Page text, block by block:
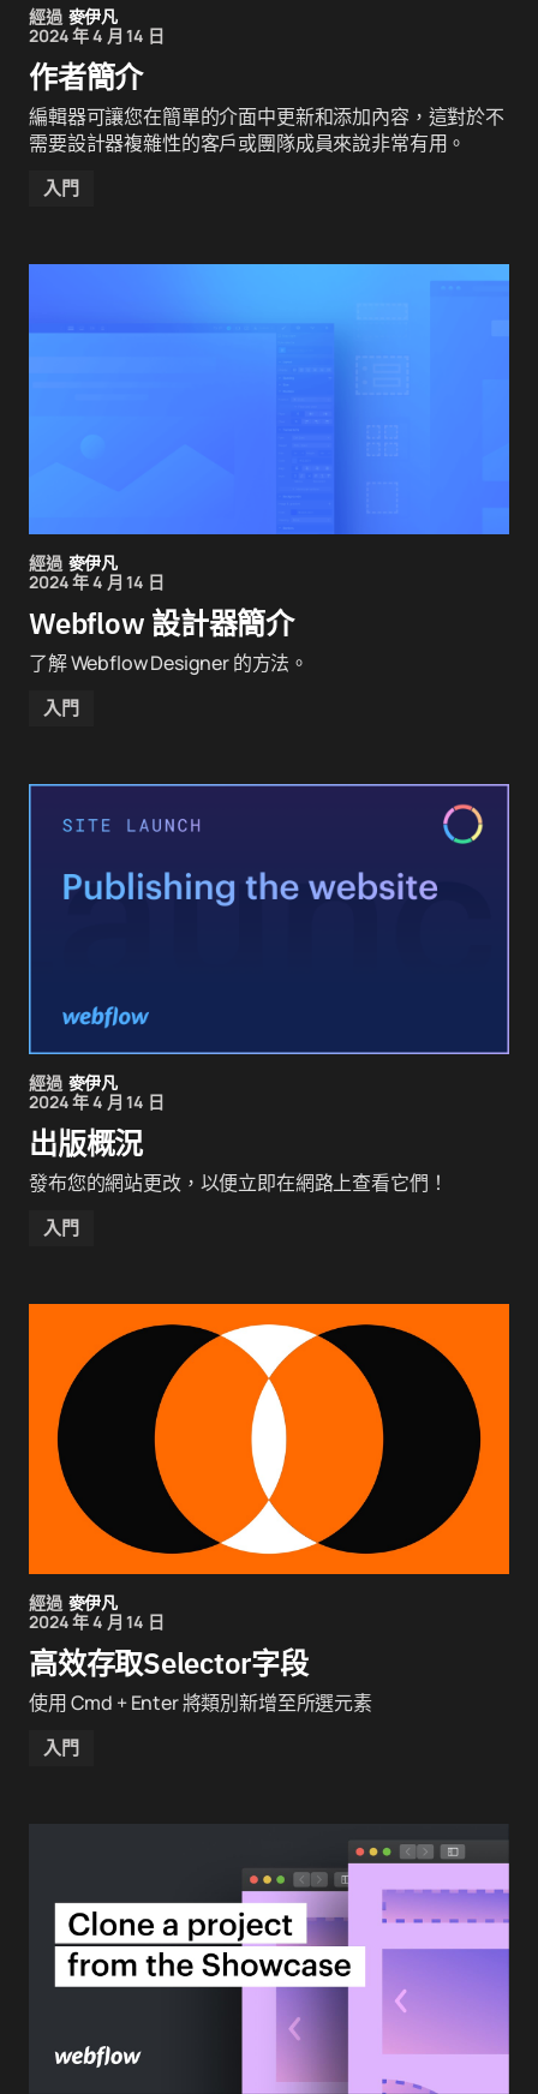
經過 麥伊凡
2024 年 4 月 14 日
作者簡介
編輯器可讓您在簡單的介面中更新和添加內容，這對於不
需要設計器複雜性的客戶或團隊成員來說非常有用。
入門
經過 麥伊凡
2024 年 4 月 14 日
Webflow 設計器簡介
了解 Webflow Designer 的方法。
入門
經過 麥伊凡
2024 年 4 月 14 日
出版概況
發布您的網站更改，以便立即在網路上查看它們！
入門
經過 麥伊凡
2024 年 4 月 14 日
高效存取Selector字段
使用 Cmd + Enter 將類別新增至所選元素
入門